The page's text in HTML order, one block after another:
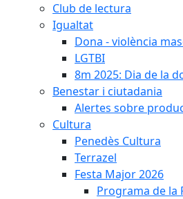
Club de lectura
Igualtat
Dona - violència
LGTBI
8m 2025: Dia de la
Benestar i ciutadania
Alertes sobre
Cultura
Penedès Cultura
Terrazel
Festa Major 2026
Programa de la